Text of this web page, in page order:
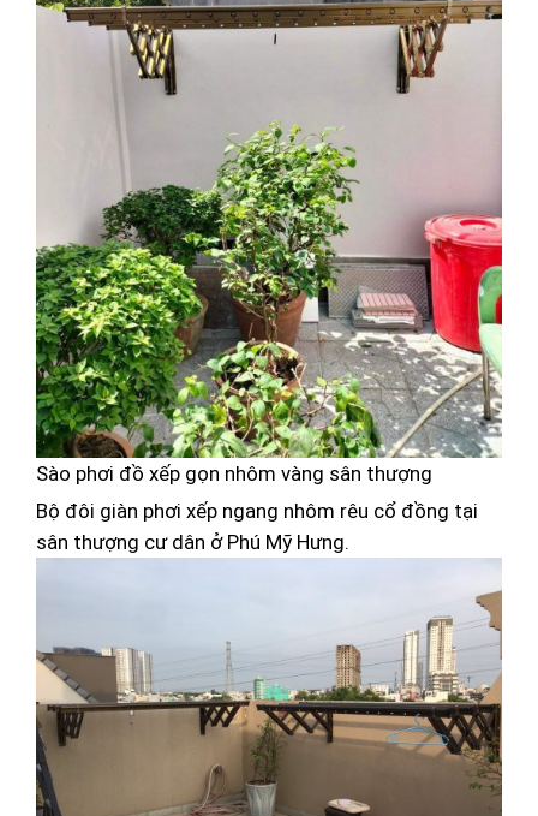
Sào phơi đồ xếp gọn nhôm vàng sân thượng
Bộ đôi giàn phơi xếp ngang nhôm rêu cổ đồng tại
sân thượng cư dân ở Phú Mỹ Hưng.